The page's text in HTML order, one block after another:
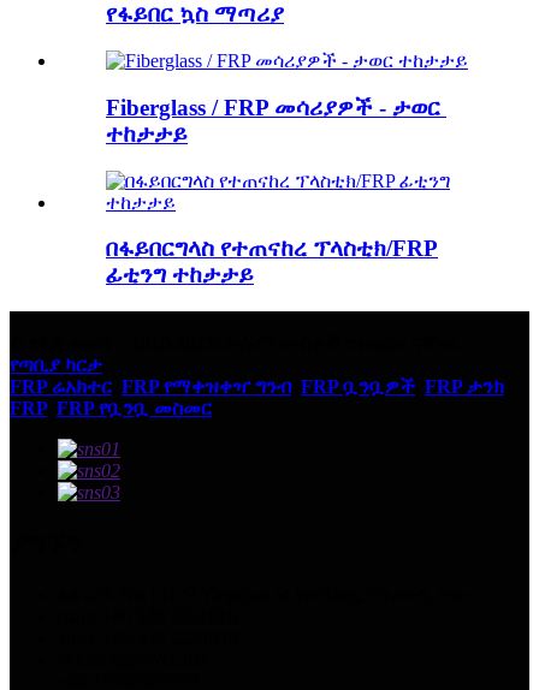
የፋይበር ኳስ ማጣሪያ
Fiberglass / FRP መሳሪያዎች - ታወር ​​
ተከታታይ
በፋይበርግላስ የተጠናከረ ፕላስቲክ/FRP
ፊቲንግ ተከታታይ
የጣቢያ ካርታ
FRP ሬአክተር FRP የማቀዝቀዣ ግንብ, FRP ቧንቧዎች FRP ታንክ
FRP, FRP የቧንቧ መስመር